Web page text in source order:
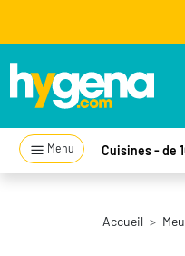
Menu Cuisines - de
Accueil